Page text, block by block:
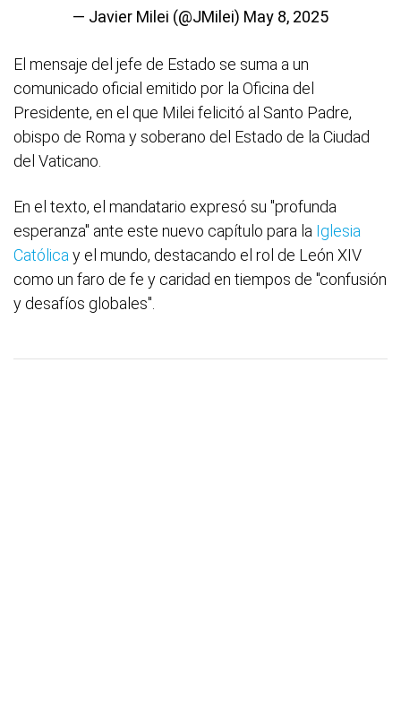
— Javier Milei (@JMilei) May 8, 2025
El mensaje del jefe de Estado se suma a un
comunicado oficial emitido por la Oficina del
Presidente, en el que Milei felicitó al Santo Padre,
obispo de Roma y soberano del Estado de la Ciudad
del Vaticano.
En el texto, el mandatario expresó su "profunda
esperanza" ante este nuevo capítulo para la Iglesia
Católica y el mundo, destacando el rol de León XIV
como un faro de fe y caridad en tiempos de "confusión
y desafíos globales".